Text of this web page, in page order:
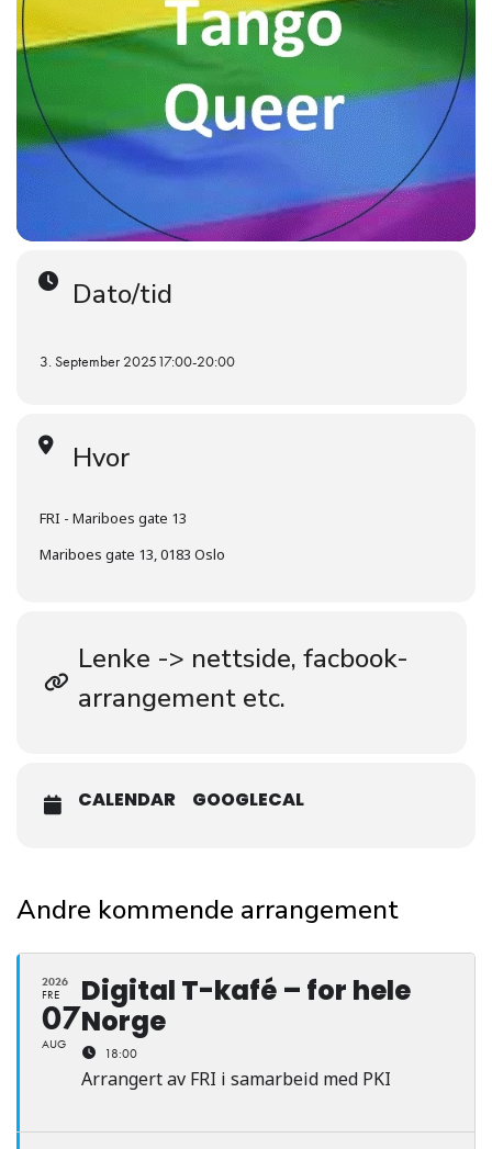
Dato/tid
3. September 202517:00-20:00
Hvor
FRI - Mariboes gate 13
Mariboes gate 13, 0183 Oslo
Lenke -> nettside, facbook-
arrangement etc.
CALENDAR GOOGLECAL
Andre kommende arrangement
2026
FRE
07
AUG
Digital T-kafé – for hele
Norge
18:00
Arrangert av FRI i samarbeid med PKI